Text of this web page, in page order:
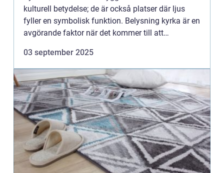
kulturell betydelse; de är också platser där ljus
fyller en symbolisk funktion. Belysning kyrka är en
avgörande faktor när det kommer till att
03 september 2025